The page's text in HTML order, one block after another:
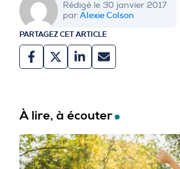
Rédigé le 30 janvier 2017
par Alexie Colson
PARTAGEZ CET ARTICLE
À lire, à écouter